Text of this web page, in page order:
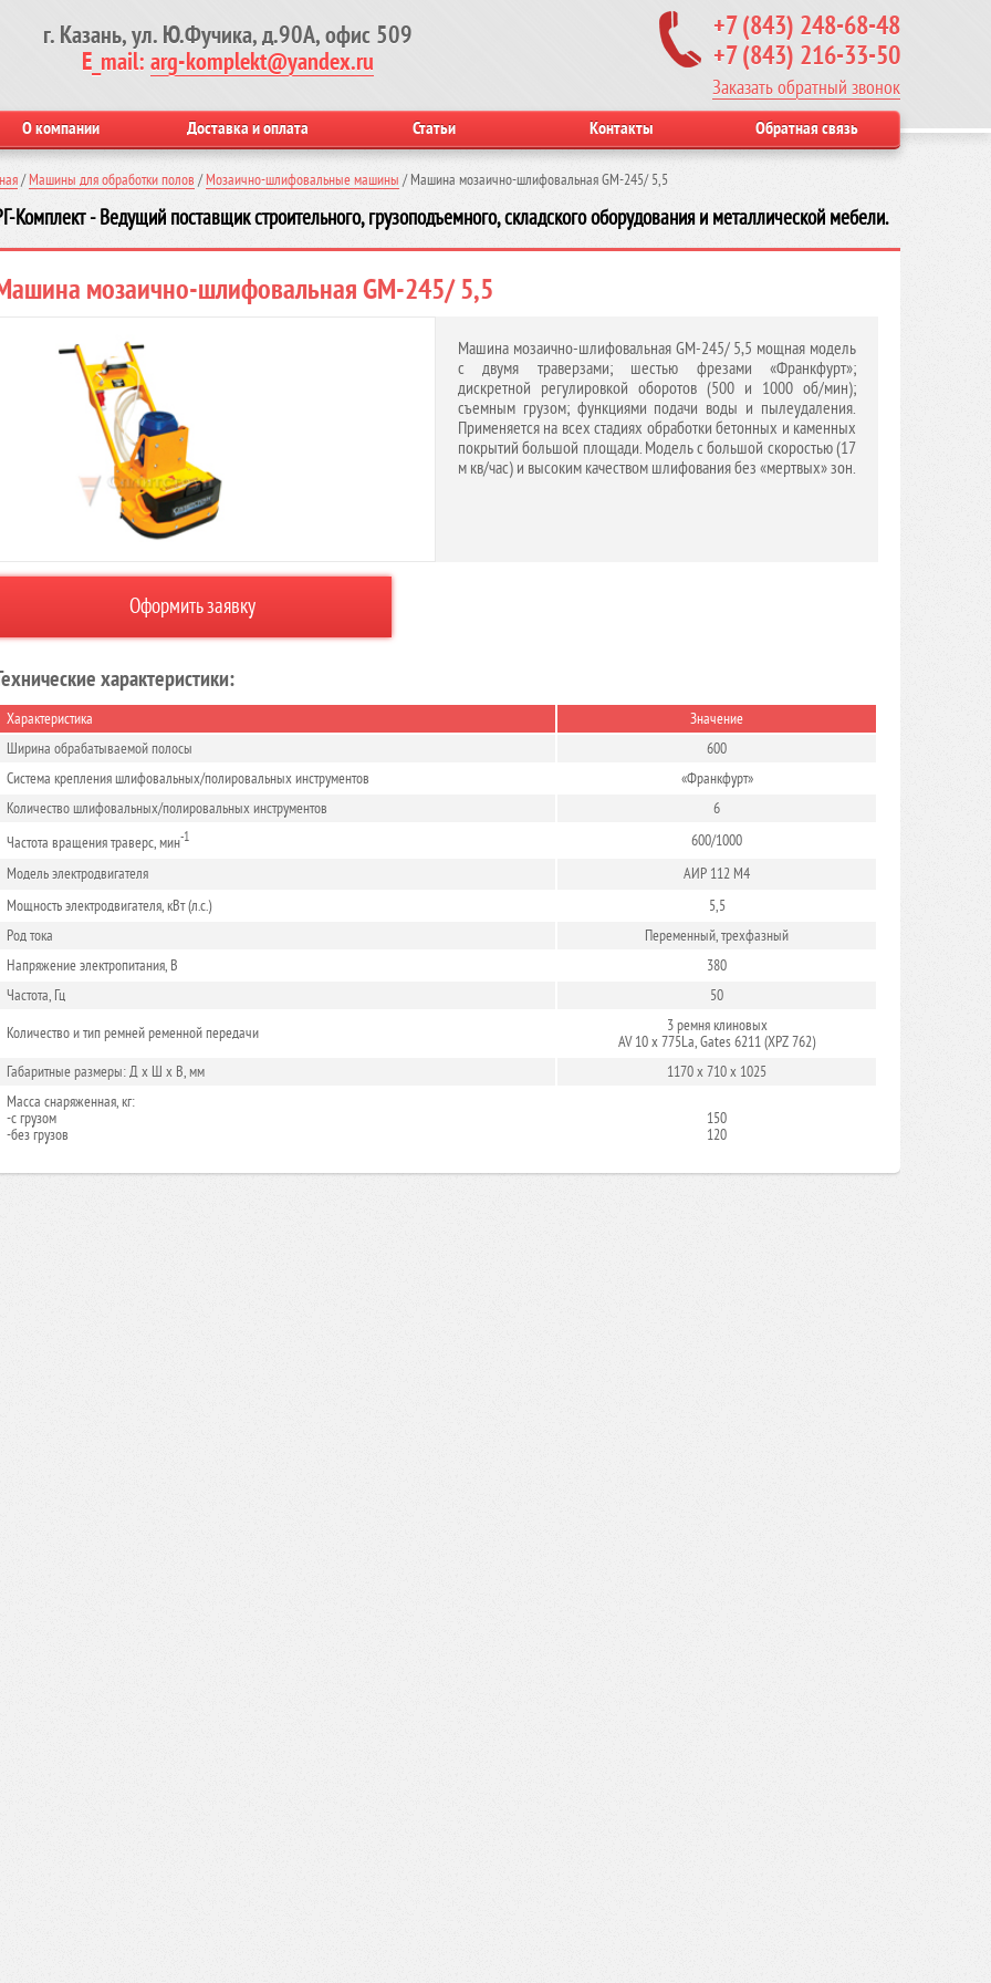
г. Казань, ул. Ю.Фучика, д.90А, офис 509
E_mail:arg-komplekt@yandex.ru
+7 (843) 248-68-48
+7 (843) 216-33-50
Заказать обратный звонок
О компании Доставка и оплата Статьи Контакты Обратная связь
/ Машины для обработки полов / Мозаично-шлифовальные машины / Машина мозаично-шлифовальная GM-245/ 5,5
Комплект - Ведущий поставщик строительного, грузоподъемного, складского оборудования и металлической мебели.
мозаично-шлифовальная GM-245/ 5,5
Оформить заявку
Машина мозаично-шлифовальная GM-245/ 5,5 мощная модель
с двумя траверзами; шестью фрезами «Франкфурт»;
дискретной регулировкой оборотов (500 и 1000 об/мин);
съемным грузом; функциями подачи воды и пылеудаления.
Применяется на всех стадиях обработки бетонных и каменных
покрытий большой площади. Модель с большой скоростью (17
м кв/час) и высоким качеством шлифования без «мертвых» зон.
характеристики:
Характеристика
Значение
Ширина обрабатываемой полосы
600
Система крепления шлифовальных/полировальных инструментов
«Франкфурт»
Количество шлифовальных/полировальных инструментов
6
Частота вращения траверс, мин-1
600/1000
Модель электродвигателя
АИР 112 М4
Мощность электродвигателя, кВт (л.с.)
5,5
Род тока
Переменный, трехфазный
Напряжение электропитания, В
380
Частота, Гц
50
Количество и тип ремней ременной передачи
3 ремня клиновых
AV 10 х 775La, Gates 6211 (XPZ 762)
Габаритные размеры: Д x Ш x В, мм
1170 x 710 x 1025
Масса снаряженная, кг:
-с грузом
-без грузов
150
120